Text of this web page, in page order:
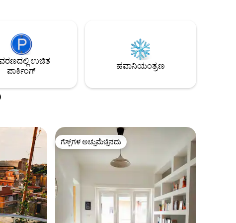
ರೆಸ್ಟೋರೆಂಟ್
ನಡಿಗೆಯ
ಪಿಯಾಝಾ ಡೆಲ್ ಪೊಪೊಲೊ, ಕ್ಯಾಸ್ಟೆಲ್
ಆನಂದದಾಯಕ ಸಂಜೆಗಳನ್ನು ಕಳೆಯಲು ಅನೇಕ
ರೆಸ್ಟೋರೆಂಟ್‌ಗಳು, ಪಿಜ್ಜೇರಿಯಾಗಳು, ಬಾರ್‌ಗಳು ಮತ್ತು
ಆಕರ್ಷಕ ಸ್ಥಳಗಳನ್ನು ಕಾಣಬಹುದು.
ಉಚಿತ
ಪಾರ್ಕಿಂಗ್
ಹವಾನಿಯಂತ್ರಣ
ಗೆಸ್ಟ್‌ಗಳ ಅಚ್ಚುಮೆಚ್ಚಿನದು
ಗೆಸ್ಟ್‌ಗಳ ಅಚ್ಚುಮೆಚ್ಚಿನದು